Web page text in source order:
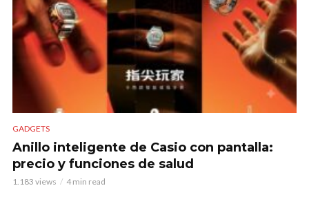
GADGETS
Anillo inteligente de Casio con pantalla:
precio y funciones de salud
1.183 views 4 min read